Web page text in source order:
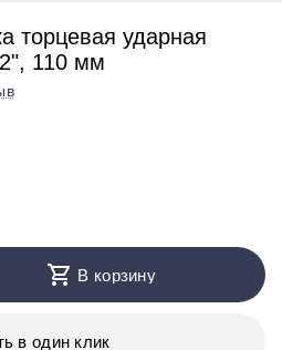
торцевая ударная
110 мм
В корзину
в один клик